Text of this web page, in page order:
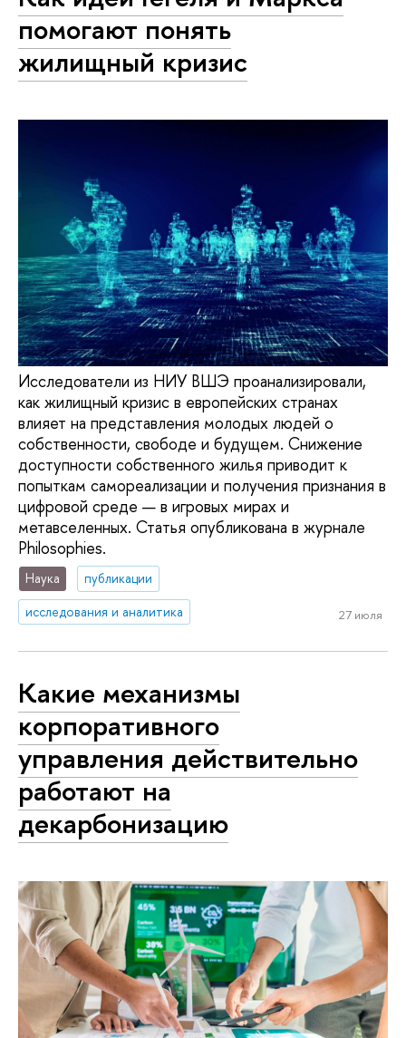
помогают понять
жилищный кризис
Исследователи из НИУ ВШЭ проанализировали,
как жилищный кризис в европейских странах
влияет на представления молодых людей о
собственности, свободе и будущем. Снижение
доступности собственного жилья приводит к
попыткам самореализации и получения признания в
цифровой среде — в игровых мирах и
метавселенных. Статья опубликована в журнале
Philosophies.
Наука
публикации
исследования и аналитика
27 июля
Какие механизмы
корпоративного
управления действительно
работают на
декарбонизацию